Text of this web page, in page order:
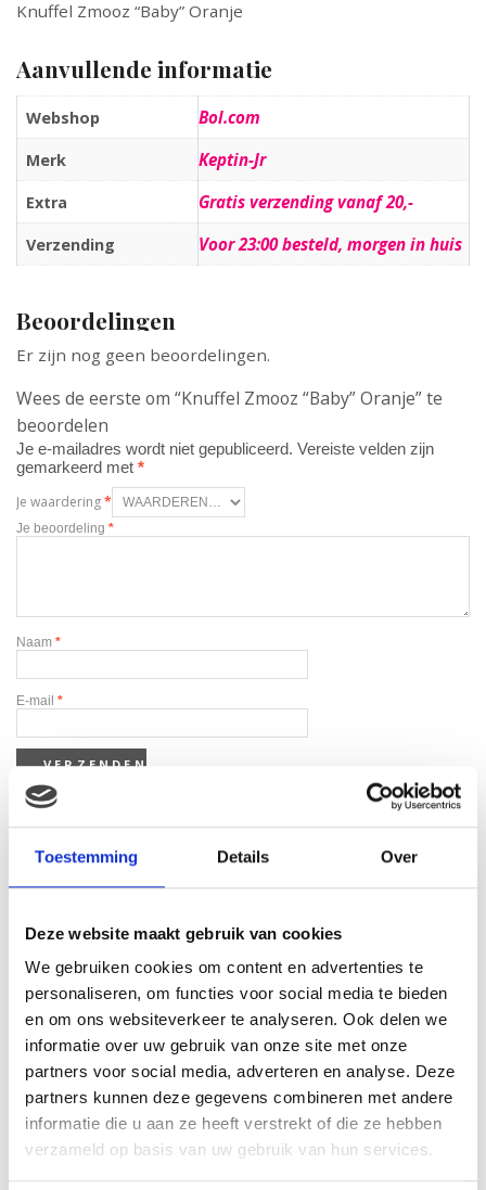
Toestemming Details Over
Deze website maakt gebruik van cookies
We gebruiken cookies om content en advertenties te
personaliseren, om functies voor social media te bieden
en om ons websiteverkeer te analyseren. Ook delen we
informatie over uw gebruik van onze site met onze
partners voor social media, adverteren en analyse. Deze
partners kunnen deze gegevens combineren met andere
informatie die u aan ze heeft verstrekt of die ze hebben
verzameld op basis van uw gebruik van hun services.
Knuffel Zmooz “Baby” Oranje
Aanvullende informatie
Webshop Bol.com
Merk Keptin-Jr
Extra Gratis verzending vanaf 20,-
Verzending Voor 23:00 besteld, morgen in huis
Beoordelingen
Er zijn nog geen beoordelingen.
Wees de eerste om “Knuffel Zmooz “Baby” Oranje” te
beoordelen
Je e-mailadres wordt niet gepubliceerd. Vereiste velden zijn
gemarkeerd met *
Je waardering*
Je beoordeling *
Naam *
E-mail *
Gerelateerde producten
Tqs 4-delige babycadeau